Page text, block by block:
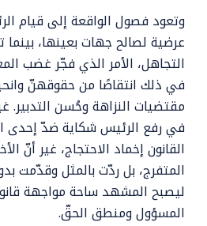
وتعود فصول الواقعة إلى قيام
عرضية لصالح جهات بعينها،
التجاهل، الأمر الذي فجّر غضب
في ذلك انتقاصًا من حقوقهنّ
مقتضيات النزاهة وحُسن التدبير.
في رفع الرئيس شكاية ضدّ إحدى
القانون إخماد الاحتجاج، غير أنّ
المتفرج، بل ردّت بالمثل وقدّمت
ليصبح المشهد ساحة مواجهة
المسؤول ومنطق الحقّ.